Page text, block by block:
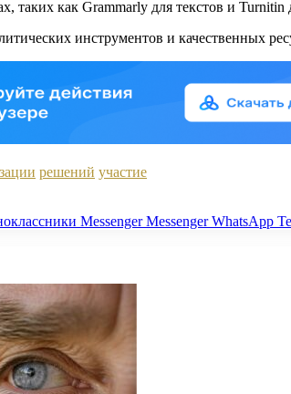
таких как Grammarly для текстов и
инструментов и качественных
решений участие
Messenger Messenger WhatsApp